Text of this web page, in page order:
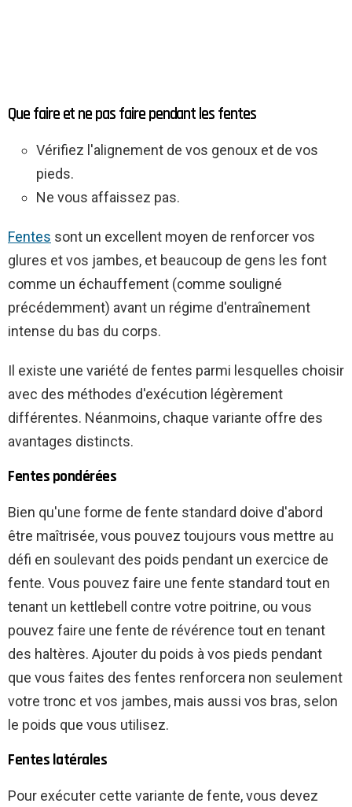
Que faire et ne pas faire pendant les fentes
Vérifiez l'alignement de vos genoux et de vos
pieds.
Ne vous affaissez pas.
Fentes sont un excellent moyen de renforcer vos
glures et vos jambes, et beaucoup de gens les font
comme un échauffement (comme souligné
précédemment) avant un régime d'entraînement
intense du bas du corps.
Il existe une variété de fentes parmi lesquelles choisir
avec des méthodes d'exécution légèrement
différentes. Néanmoins, chaque variante offre des
avantages distincts.
Fentes pondérées
Bien qu'une forme de fente standard doive d'abord
être maîtrisée, vous pouvez toujours vous mettre au
défi en soulevant des poids pendant un exercice de
fente. Vous pouvez faire une fente standard tout en
tenant un kettlebell contre votre poitrine, ou vous
pouvez faire une fente de révérence tout en tenant
des haltères. Ajouter du poids à vos pieds pendant
que vous faites des fentes renforcera non seulement
votre tronc et vos jambes, mais aussi vos bras, selon
le poids que vous utilisez.
Fentes latérales
Pour exécuter cette variante de fente, vous devez